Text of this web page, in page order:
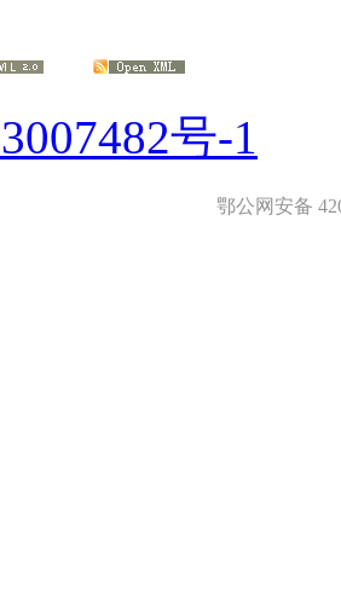
号-1
鄂公网安备